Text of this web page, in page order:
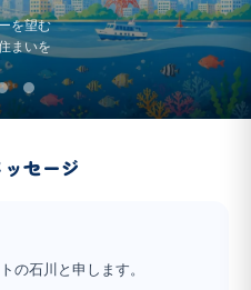
を望む
まいを
セージ
の石川と申します。